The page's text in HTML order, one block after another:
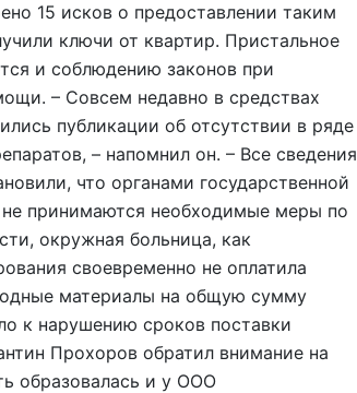
15 исков о предоставлении таким
ключи от квартир. Пристальное
и соблюдению законов при
– Совсем недавно в средствах
публикации об отсутствии в ряде
– напомнил он. – Все сведения
что органами государственной
принимаются необходимые меры по
окружная больница, как
своевременно не оплатила
материалы на общую сумму
к нарушению сроков поставки
Прохоров обратил внимание на
образовалась и у ООО